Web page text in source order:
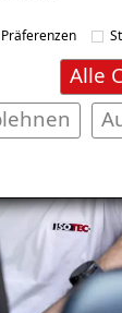
Präferenzen
Alle